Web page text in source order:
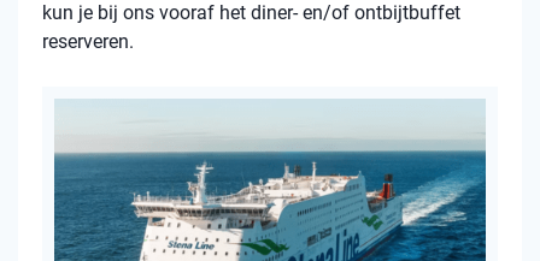
kun je bij ons vooraf het diner- en/of ontbijtbuffet
reserveren.